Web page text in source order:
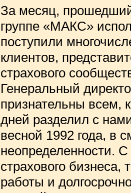
За месяц, прошедший
группе «МАКС»
поступили
клиентов,
страхового
Генеральный
признательны всем,
дней разделил с
весной 1992 года, в
неопределенности. С
страхового
работы и